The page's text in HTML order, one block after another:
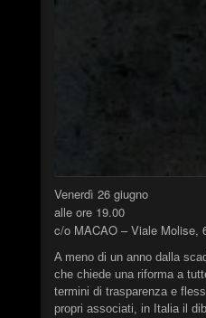
► Synaptic Feedback
STN666
► Warp Drive
XSTN
► Distortion of Power
XSTN
► Monolithic Signal
XSTN
Venerdì 26 giugno
alle ore 19.00
c/o MACAO – Viale Molise,
A meno di un anno dalla
che chiede una riforma a
termini di trasparenza e
propri associati, in Italia il